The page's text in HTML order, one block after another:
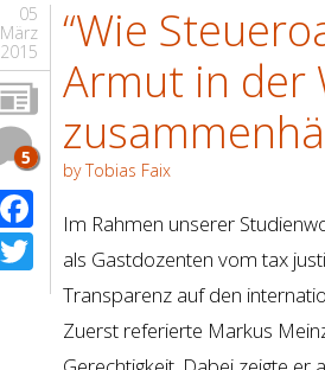
05
März
2015
5
Facebook
Twitter
“Wie
Armut in der
by Tobias Faix
Im Rahmen unserer
als Gastdozenten vom tax
Transparenz auf den
Zuerst referierte Markus